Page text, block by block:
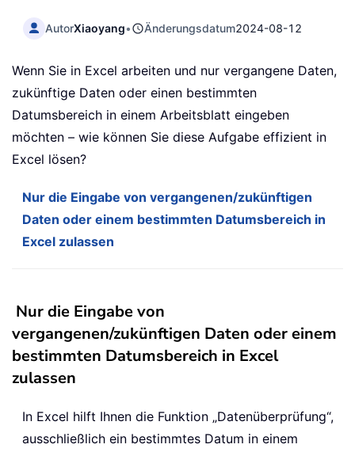
AutorXiaoyang• Änderungsdatum2024-08-12
Wenn Sie in Excel arbeiten und nur vergangene Daten,
zukünftige Daten oder einen bestimmten
Datumsbereich in einem Arbeitsblatt eingeben
möchten – wie können Sie diese Aufgabe effizient in
Excel lösen?
Nur die Eingabe von vergangenen/zukünftigen
Daten oder einem bestimmten Datumsbereich in
Excel zulassen
Nur die Eingabe von
vergangenen/zukünftigen Daten oder einem
bestimmten Datumsbereich in Excel
zulassen
In Excel hilft Ihnen die Funktion „Datenüberprüfung“,
ausschließlich ein bestimmtes Datum in einem